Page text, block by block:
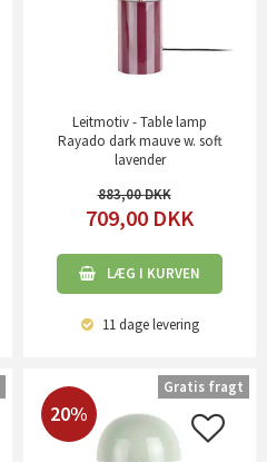
Leitmotiv - Table lamp
Rayado dark mauve w. soft
lavender
883,00
709,00 DKK
LÆG I KURVEN
11 dagelevering
20%
Gratis fragt